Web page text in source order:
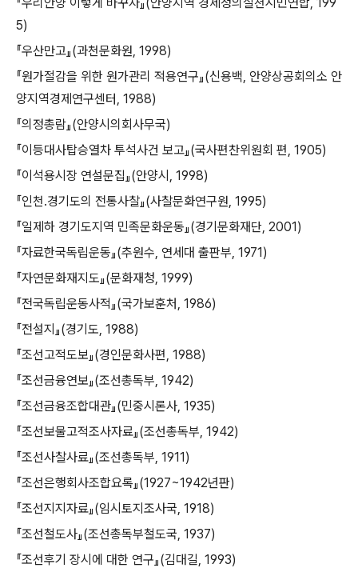
5)
『우산만고』(과천문화원, 1998)
『원가절감을 위한 원가관리 적용연구』(신용백, 안양상공회의소 안
양지역경제연구센터, 1988)
『의정총람』(안양시의회사무국)
『이등대사탑승열차 투석사건 보고』(국사편찬위원회 편, 1905)
『이석용시장 연설문집』(안양시, 1998)
『인천․경기도의 전통사찰』(사찰문화연구원, 1995)
『일제하 경기도지역 민족문화운동』(경기문화재단, 2001)
『자료한국독립운동』(추원수, 연세대 출판부, 1971)
『자연문화재지도』(문화재청, 1999)
『전국독립운동사적』(국가보훈처, 1986)
『전설지』(경기도, 1988)
『조선고적도보』(경인문화사편, 1988)
『조선금융연보』(조선총독부, 1942)
『조선금융조합대관』(민중시론사, 1935)
『조선보물고적조사자료』(조선총독부, 1942)
『조선사찰사료』(조선총독부, 1911)
『조선은행회사조합요록』(1927~1942년판)
『조선지지자료』(임시토지조사국, 1918)
『조선철도사』(조선총독부철도국, 1937)
『조선후기 장시에 대한 연구』(김대길, 1993)